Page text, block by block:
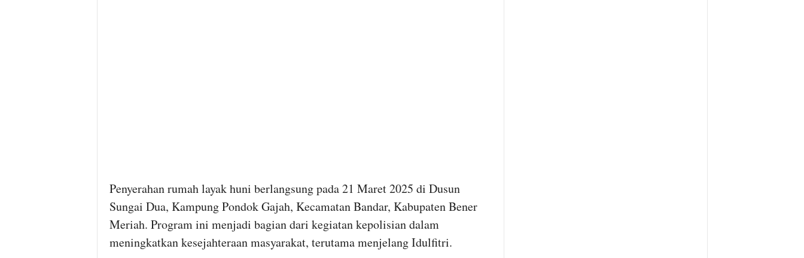
Penyerahan rumah layak huni berlangsung pada 21 Maret 2025 di Dusun
Sungai Dua, Kampung Pondok Gajah, Kecamatan Bandar, Kabupaten Bener
Meriah. Program ini menjadi bagian dari kegiatan kepolisian dalam
meningkatkan kesejahteraan masyarakat, terutama menjelang Idulfitri.